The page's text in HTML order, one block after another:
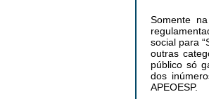
Somente
social para
outras
público só
dos
APEOESP.